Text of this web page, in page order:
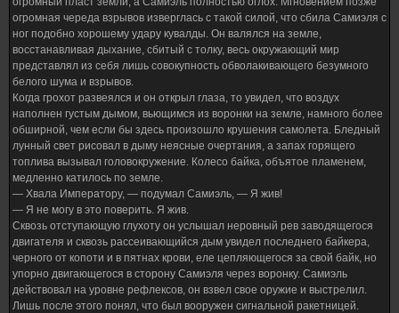
огромная череда взрывов изверглась с такой силой, что сбила Самиэля с
ног подобно хорошему удару кувалды. Он валялся на земле,
восстанавливая дыхание, сбитый с толку, весь окружающий мир
представлял из себя лишь совокупность обволакивающего безумного
белого шума и взрывов.
Когда грохот развеялся и он открыл глаза, то увидел, что воздух
наполнен густым дымом, вьющимся из воронки на земле, намного более
обширной, чем если бы здесь произошло крушения самолета. Бледный
лунный свет рисовал в дыму неясные очертания, а запах горящего
топлива вызывал головокружение. Колесо байка, объятое пламенем,
медленно катилось по земле.
— Хвала Императору, — подумал Самиэль, — Я жив!
— Я не могу в это поверить. Я жив.
Сквозь отступающую глухоту он услышал неровный рев заводящегося
двигателя и сквозь рассеивающийся дым увидел последнего байкера,
черного от копоти и в пятнах крови, еле цепляющегося за свой байк, но
упорно двигающегося в сторону Самиэля через воронку. Самиэль
действовал на уровне рефлексов, он взвел свое оружие и выстрелил.
Лишь после этого понял, что был вооружен сигнальной ракетницей.